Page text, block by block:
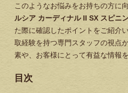
このようなお悩みをお持ちの方に
ルシア カーディナル II SX スピニ
た際に確認したポイントをご紹介
取経験を持つ専門スタッフの視点
素や、お客様にとって有益な情報
目次